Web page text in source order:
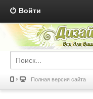
Войти
Полная версия сайта